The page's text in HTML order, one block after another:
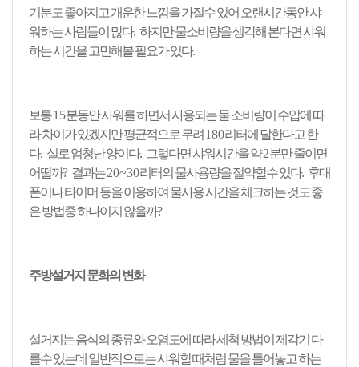
기분도 좋아지고 개운한 느낌을 가질수 있어 오랜시간동안 샤
워하는 사람들이 많다. 하지만 물소비량을 생각해 본다면 샤워
하는 시간을 고민해볼 필요가 있다.
보통15분동안 사워를 하면서 사용되는 물 소비량이 수압에 따
라 차이가 있겠지만 평균적으로 무려 180리터에 달한다고 한
다. 실로 엄청난 양이다. 그렇다면 샤워시간을 약2분만 줄이면
어떨까? 결과는20~30리터의 물사용량을 절약할수 있다. 후대
폰이나 타이머 등을 이용하여 물사용 시간을 체크하는 것도 좋
은 방법중 하나이지 않을까?
주방설거지 문화의 변화
설거지는 음식의 종류와 오염도에 따라 세척 방법이 제각기 다
를수 있는데 일반적으로는 샤워할 때처럼 물을 틀어놓고 하는